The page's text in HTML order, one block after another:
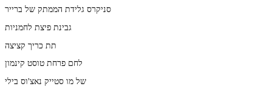
סניקרס גלידת הממתק של ברייר
גבינת פיצת לחמניות
תת כריך קציצה
לחם פרחת טוסט קינמון
של מו סטייק נאצ'וס בילי